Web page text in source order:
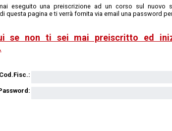
eseguito una preiscrizione ad un corso sul
questa pagina e ti verrà fornita via email una password
se non ti sei mai preiscritto ed
Cod.Fisc.: